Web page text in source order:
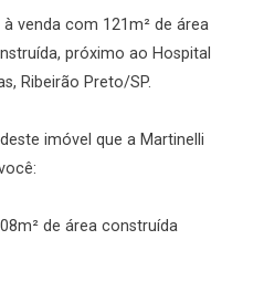
venda com 121m² de área
próximo ao Hospital
Ribeirão Preto/SP.
imóvel que a Martinelli
de área construída